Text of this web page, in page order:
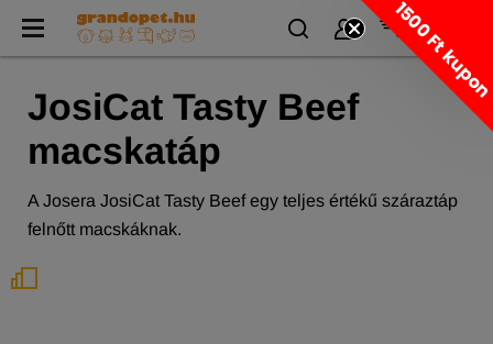
JosiCat Tasty Beef
macskatáp
A Josera JosiCat Tasty Beef egy teljes értékű száraztáp
felnőtt macskáknak.
1500 Ft